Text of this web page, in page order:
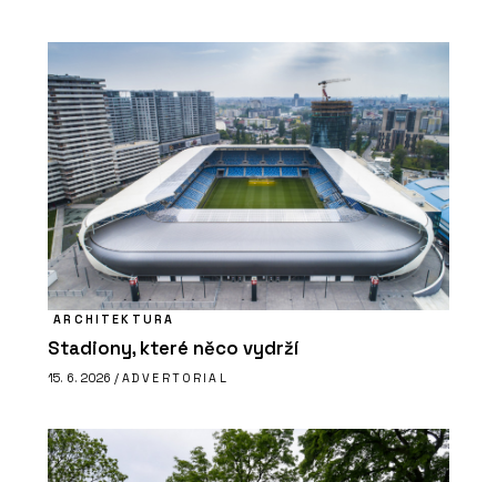
ARCHITEKTURA
Stadiony, které něco vydrží
15. 6. 2026 / ADVERTORIAL